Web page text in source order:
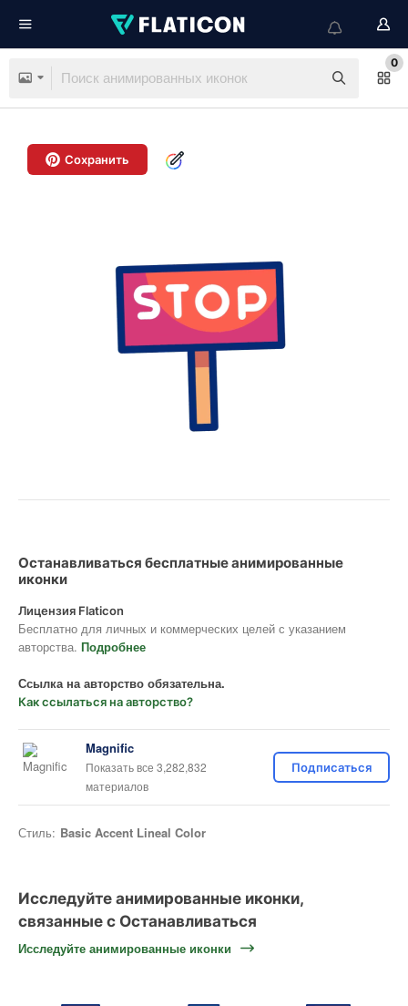
0
Сохранить
Останавливаться бесплатные анимированные
иконки
Лицензия Flaticon
Бесплатно для личных и коммерческих целей с указанием
авторства. Подробнее
Ссылка на авторство обязательна.
Как ссылаться на авторство?
Magnific
Показать все 3,282,832
материалов
Подписаться
Стиль: Basic Accent Lineal Color
Исследуйте анимированные иконки,
связанные с Останавливаться
Исследуйте анимированные иконки